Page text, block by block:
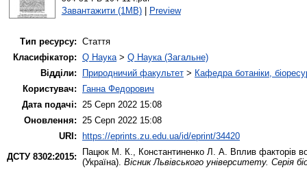
Завантажити (1MB)| Preview
Тип ресурсу: Стаття
Класифікатор: Q Наука> Q Наука (Загальне)
Відділи:
Природничий факультет > Кафедра ботаніки,
Користувач:
Ганна Федорович
Дата подачі: 25 Серп 2022 15:08
Оновлення: 25 Серп 2022 15:08
URI:
https://eprints.zu.edu.ua/id/eprint/34420
ДСТУ 8302:2015:
Пацюк М. К., Константиненко Л. А. Вплив факторів
(Україна). Вісник Львівського університету. Серія